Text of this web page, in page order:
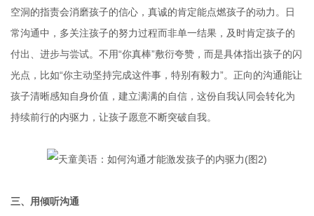
空洞的指责会消磨孩子的信心，真诚的肯定能点燃孩子的动力。日
常沟通中，多关注孩子的努力过程而非单一结果，及时肯定孩子的
付出、进步与尝试。不用“你真棒”敷衍夸赞，而是具体指出孩子的闪
光点，比如“你主动坚持完成这件事，特别有毅力”。正向的沟通能让
孩子清晰感知自身价值，建立满满的自信，这份自我认同会转化为
持续前行的内驱力，让孩子愿意不断突破自我。
三、 用倾听沟通